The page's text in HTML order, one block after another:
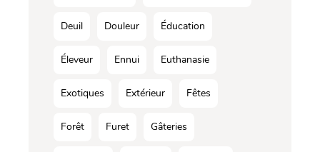
Deuil Douleur Éducation
Éleveur Ennui Euthanasie
Exotiques Extérieur Fêtes
Forêt Furet Gâteries